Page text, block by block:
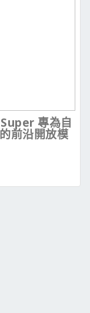
專為自
前沿開放模